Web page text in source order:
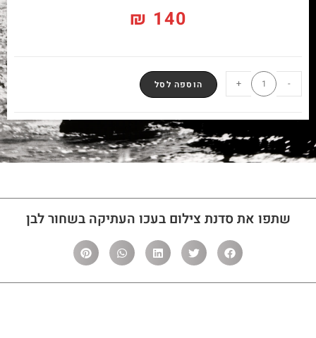
₪ 140
-
+ הוספה לסל
שתפו את סדנת צילום בעכו העתיקה בשחור לבן